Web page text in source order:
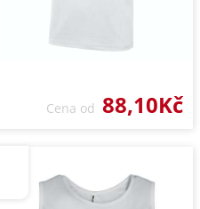
Cena od 88,10Kč